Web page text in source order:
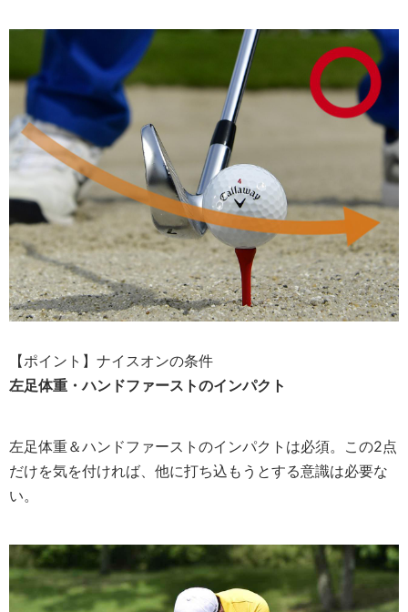
【ポイント】ナイスオンの条件
左足体重・ハンドファーストのインパクト
左足体重＆ハンドファーストのインパクトは必須。この2点
だけを気を付ければ、他に打ち込もうとする意識は必要な
い。